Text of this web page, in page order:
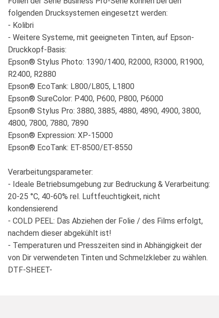
folgenden Drucksystemen eingesetzt werden:
- Kolibri
- Weitere Systeme, mit geeigneten Tinten, auf Epson-
Druckkopf-Basis:
Epson® Stylus Photo: 1390/1400, R2000, R3000, R1900,
R2400, R2880
Epson® EcoTank: L800/L805, L1800
Epson® SureColor: P400, P600, P800, P6000
Epson® Stylus Pro: 3880, 3885, 4880, 4890, 4900, 3800,
4800, 7800, 7880, 7890
Epson® Expression: XP-15000
Epson® EcoTank: ET-8500/ET-8550
Verarbeitungsparameter:
- Ideale Betriebsumgebung zur Bedruckung & Verarbeitung:
20-25 °C, 40-60% rel. Luftfeuchtigkeit, nicht
kondensierend
- COLD PEEL: Das Abziehen der Folie / des Films erfolgt,
nachdem dieser abgekühlt ist!
- Temperaturen und Presszeiten sind in Abhängigkeit der
von Dir verwendeten Tinten und Schmelzkleber zu wählen.
DTF-SHEET-